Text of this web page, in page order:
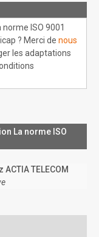
ISO 9001
? Merci de nous
les adaptations
La norme ISO
TELECOM